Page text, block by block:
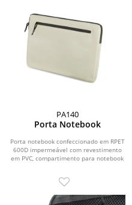
PA140
Porta Notebook
Porta notebook confeccionado em RPET
600D impermeável com revestimento
em PVC, compartimento para notebook